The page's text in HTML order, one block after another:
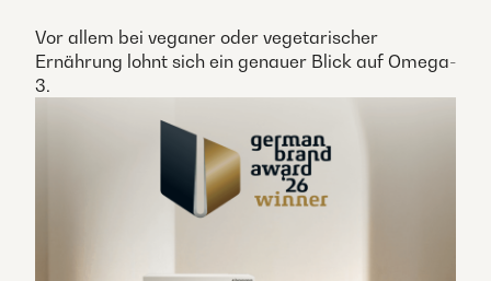
Vor allem bei veganer oder vegetarischer
Ernährung lohnt sich ein genauer Blick auf Omega-
3.